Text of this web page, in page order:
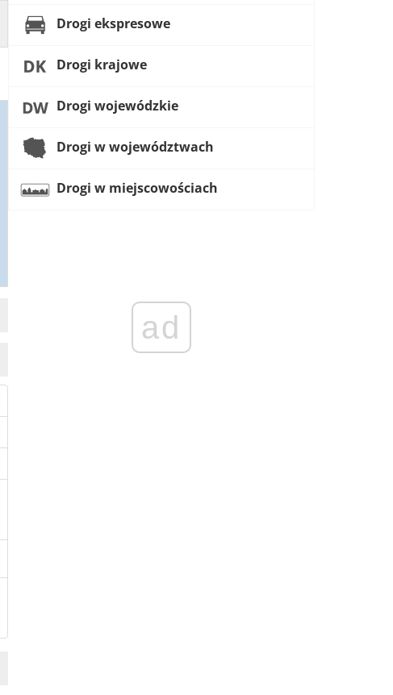
Drogi ekspresowe
Drogi krajowe
Drogi wojewódzkie
Drogi w województwach
Drogi w miejscowościach
ad